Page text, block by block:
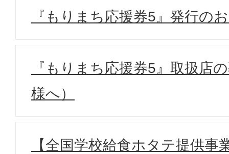
『もりまち応援券5』発行の
『もりまち応援券5』取扱店
様へ）
【全国学校給食ホタテ提供事